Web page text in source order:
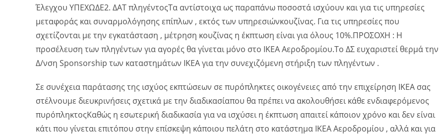
Έλεγχου ΥΠΕΧΩΔΕ2. ΔΑΤ πληγέντοςΤα αντίστοιχα ως παραπάνω ποσοστά ισχύουν και για τις υπηρεσίες
μεταφοράς και συναρμολόγησης επίπλων , εκτός των υπηρεσιώνκουζίνας. Για τις υπηρεσίες που
σχετίζονται με την εγκατάσταση , μέτρηση κουζίνας η έκπτωση είναι για όλους 10%.ΠΡΟΣΟΧΗ : Η
προσέλευση των πληγέντων για αγορές θα γίνεται μόνο στο ΙΚΕΑ Αεροδρομίου.Το ΔΣ ευχαριστεί θερμά την
Δ/νση Sponsorship των καταστημάτων IKEA για την συνεχιζόμενη στήριξη των πληγέντων .
Σε συνέχεια παράτασης της ισχύος εκπτώσεων σε πυρόπληκτες οικογένειες από την επιχείρηση IKEA σας
στέλνουμε διευκρινήσεις σχετικά με την διαδικασίαπου θα πρέπει να ακολουθήσει κάθε ενδιαφερόμενος
πυρόπληκτοςΚαθώς η εσωτερική διαδικασία για να ισχύσει η έκπτωση απαιτεί κάποιον χρόνο και δεν είναι
κάτι που γίνεται επιτόπου στην επίσκεψη κάποιου πελάτη στο κατάστημα IKEA Aεροδρομίου , αλλά και για